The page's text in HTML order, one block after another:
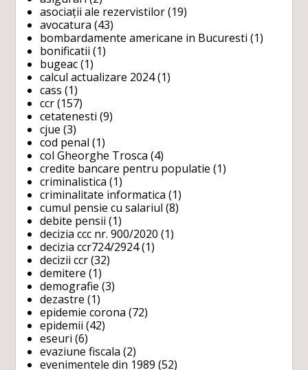
asociații ale rezervistilor (19)
avocatura (43)
bombardamente americane in Bucuresti (1)
bonificatii (1)
bugeac (1)
calcul actualizare 2024(1)
cass (1)
ccr (157)
cetatenesti (9)
cjue (3)
cod penal (1)
col Gheorghe Trosca (4)
credite bancare pentru populatie (1)
criminalistica (1)
criminalitate informatica (1)
cumul pensie cu salariul (8)
debite pensii (1)
decizia ccc nr. 900/2020 (1)
decizia ccr724/2924(1)
decizii ccr (32)
demitere (1)
demografie (3)
dezastre (1)
epidemie corona (72)
epidemii (42)
eseuri (6)
evaziune fiscala (2)
evenimentele din 1989 (52)